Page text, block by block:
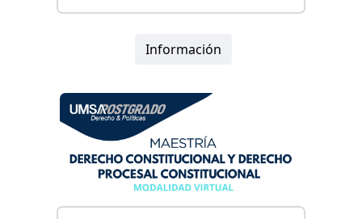
Información